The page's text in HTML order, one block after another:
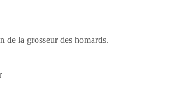
la grosseur des homards.